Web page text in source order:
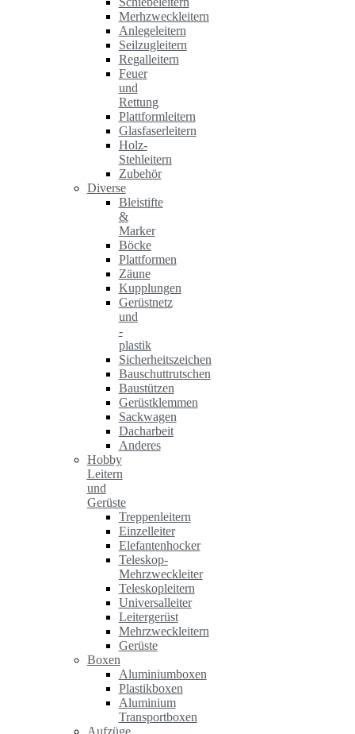
Merhzweckleitern
Anlegeleitern
Seilzugleitern
Regalleitern
Feuer
und
Rettung
Plattformleitern
Glasfaserleitern
Holz-
Stehleitern
Zubehör
Diverse
Bleistifte
&
Marker
Böcke
Plattformen
Zäune
Kupplungen
Gerüstnetz
und
-
plastik
Sicherheitszeichen
Bauschuttrutschen
Baustützen
Gerüstklemmen
Sackwagen
Dacharbeit
Anderes
Hobby
Leitern
und
Gerüste
Treppenleitern
Einzelleiter
Elefantenhocker
Teleskop-
Mehrzweckleiter
Teleskopleitern
Universalleiter
Leitergerüst
Mehrzweckleitern
Gerüste
Boxen
Aluminiumboxen
Plastikboxen
Aluminium
Transportboxen
Aufzüge